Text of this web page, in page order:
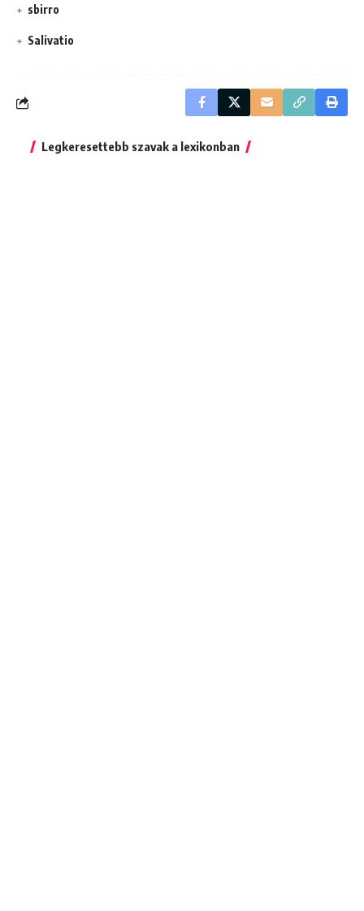
sbirro
Salivatio
Legkeresettebb szavak a lexikonban